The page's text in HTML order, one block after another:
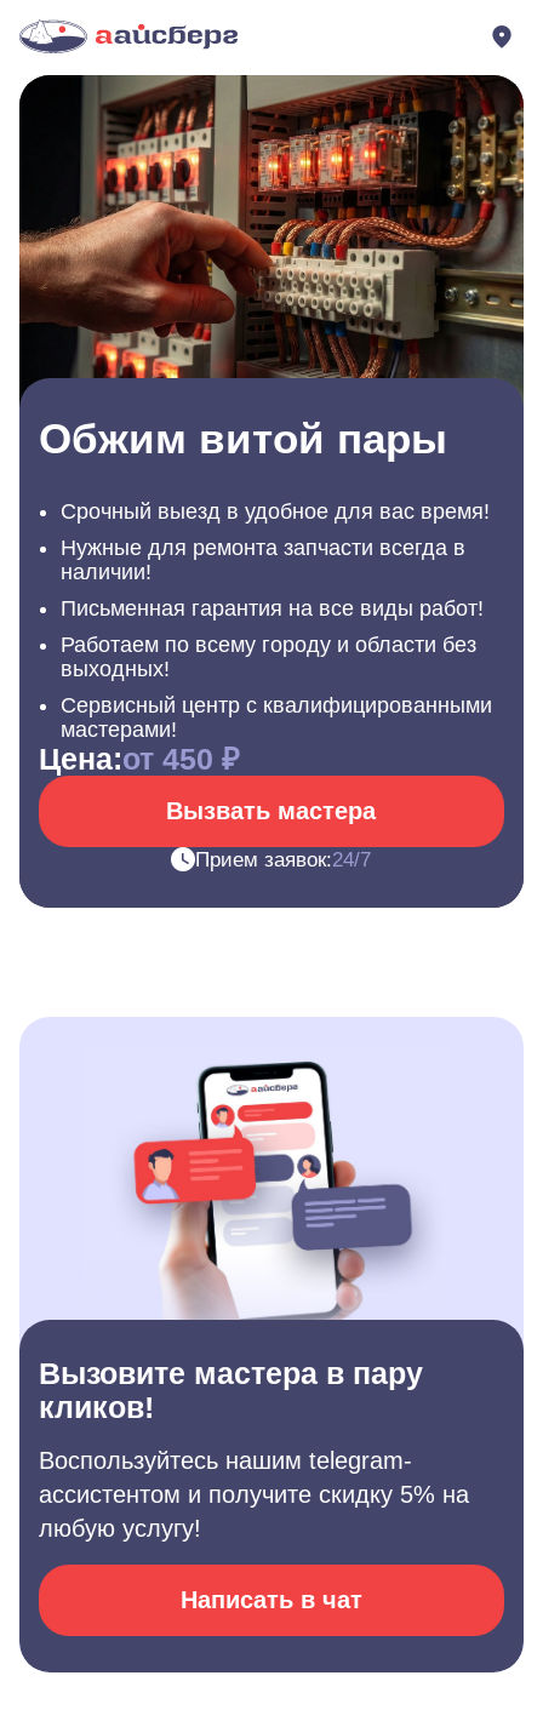
Обжим витой пары
Срочный выезд в удобное для вас время!
Нужные для ремонта запчасти всегда в
наличии!
Письменная гарантия на все виды работ!
Работаем по всему городу и области без
выходных!
Сервисный центр с квалифицированными
мастерами!
Цена:от 450 ₽
Вызвать мастера
Прием заявок:24/7
Вызовите мастера в пару
кликов!
Воспользуйтесь нашим telegram-
ассистентом и получите скидку 5% на
любую услугу!
Написать в чат